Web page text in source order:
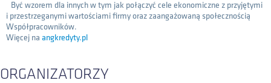
REJESTRACJA
Być wzorem dla innych w tym jak połączyć cele ekonomiczne z przyjętymi
i przestrzeganymi wartościami firmy oraz zaangażowaną społecznością
Współpracowników.
Więcej na angkredyty.pl
ORGANIZATORZY